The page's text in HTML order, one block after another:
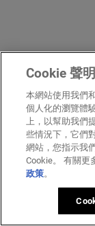
Cookie 聲明
本網站使用我們
個人化的瀏覽體
上，以幫助我們
些情況下，它們
網站，您指示我
Cookie。 有關更
政策。